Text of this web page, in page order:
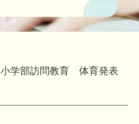
小学部訪問教育 体育発表